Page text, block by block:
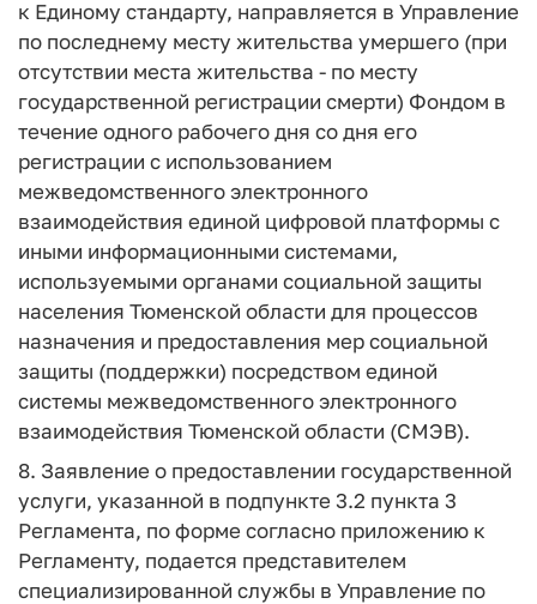
к Единому стандарту, направляется в Управление
по последнему месту жительства умершего (при
отсутствии места жительства - по месту
государственной регистрации смерти) Фондом в
течение одного рабочего дня со дня его
регистрации с использованием
межведомственного электронного
взаимодействия единой цифровой платформы с
иными информационными системами,
используемыми органами социальной защиты
населения Тюменской области для процессов
назначения и предоставления мер социальной
защиты (поддержки) посредством единой
системы межведомственного электронного
взаимодействия Тюменской области (СМЭВ).
8. Заявление о предоставлении государственной
услуги, указанной в подпункте 3.2 пункта 3
Регламента, по форме согласно приложению к
Регламенту, подается представителем
специализированной службы в Управление по